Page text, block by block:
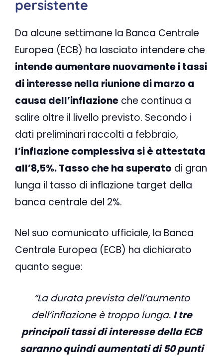
persistente
Da alcune settimane la Banca Centrale
Europea (ECB) ha lasciato intendere che
intende aumentare nuovamente i tassi
di interesse nella riunione di marzo a
causa dell’inflazione che continua a
salire oltre il livello previsto. Secondo i
dati preliminari raccolti a febbraio,
l’inflazione complessiva si è attestata
all’8,5%. Tasso che ha superato di gran
lunga il tasso di inflazione target della
banca centrale del 2%.
Nel suo comunicato ufficiale, la Banca
Centrale Europea (ECB) ha dichiarato
quanto segue:
“La durata prevista dell’aumento
dell’inflazione è troppo lunga. I tre
principali tassi di interesse della ECB
saranno quindi aumentati di 50 punti